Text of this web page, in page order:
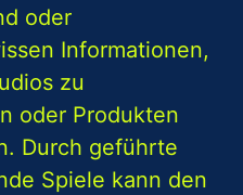
oder
Informationen,
zu
oder Produkten
Durch geführte
Spiele kann den